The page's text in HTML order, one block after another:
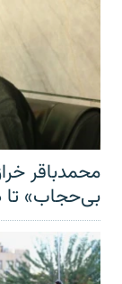
محمدباقر
بی‌حجاب» تا